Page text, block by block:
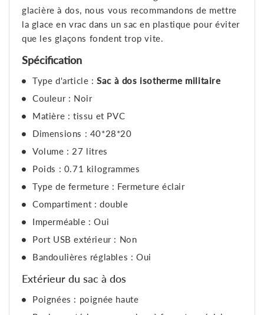
glacière à dos, nous vous recommandons de mettre
la glace en vrac dans un sac en plastique pour éviter
que les glaçons fondent trop vite.
Spécification
Type d'article :Sac à dos isotherme militaire
Couleur : Noir
Matière : tissu et PVC
Dimensions : 40*28*20
Volume : 27 litres
Poids : 0.71 kilogrammes
Type de fermeture : Fermeture éclair
Compartiment : double
Imperméable : Oui
Port USB extérieur : Non
Bandoulières réglables : Oui
Extérieur du sac à dos
Poignées : poignée haute